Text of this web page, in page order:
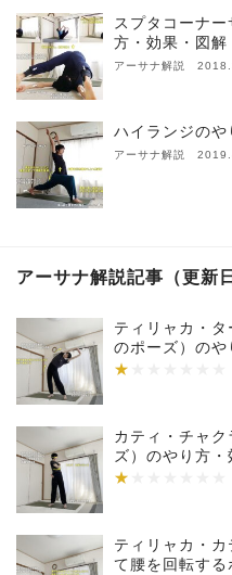
スプタコーナ
方・効果・図解
アーサナ解説
ハイランジの
アーサナ解説
アーサナ解説記事（更新
ティリャカ・
のポーズ）の
★
★★★★★★★
カティ・チャ
ズ）のやり方・
★
★★★★★★★
ティリャカ・
て腰を回転す